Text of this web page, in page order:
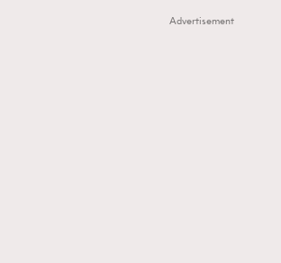
Advertisement